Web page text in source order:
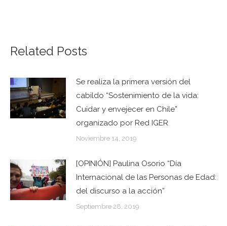
Related Posts
Se realiza la primera versión del
cabildo “Sostenimiento de la vida:
Cuidar y envejecer en Chile”
organizado por Red IGER
Noviembre 14, 2019
[OPINIÓN] Paulina Osorio “Día
Internacional de las Personas de Edad:
del discurso a la acción”
Septiembre 28, 2019